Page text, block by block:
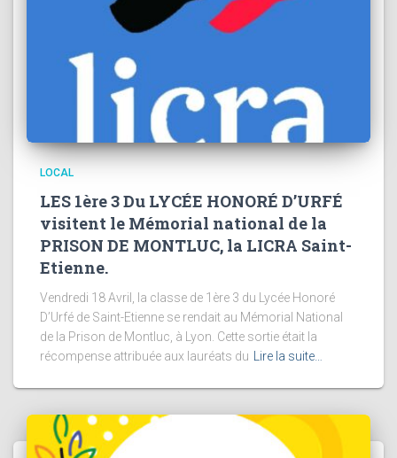
LOCAL
LES 1ère 3 Du LYCÉE HONORÉ D’URFÉ
visitent le Mémorial national de la
PRISON DE MONTLUC, la LICRA Saint-
Etienne.
Vendredi 18 Avril, la classe de 1ère 3 du Lycée Honoré
D’Urfé de Saint-Etienne se rendait au Mémorial National
de la Prison de Montluc, à Lyon. Cette sortie était la
récompense attribuée aux lauréats du
Lire la suite…